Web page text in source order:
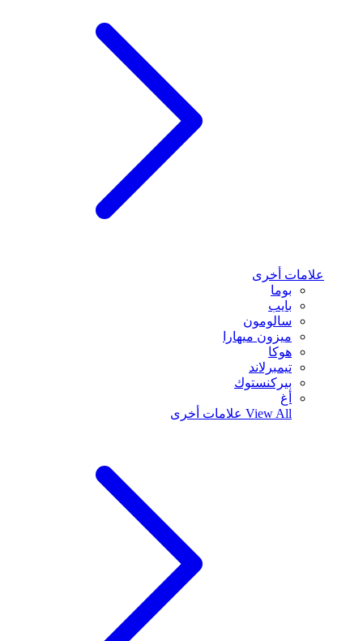
علامات أخرى
بوما
بايب
سالومون
ميزون ميهارا
هوكا
تيمبرلاند
بيركنستوك
أغ
View All علامات أخرى